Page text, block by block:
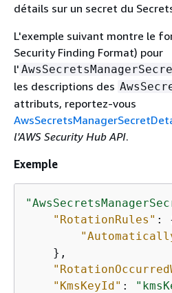
détails sur un secret du
L'exemple suivant montre le
Security Finding Format) pour
l'
les descriptions des
attributs, reportez-vous
l'AWS Security Hub API.
Exemple
"RotationRules" :
    },
"KmsKeyId" :